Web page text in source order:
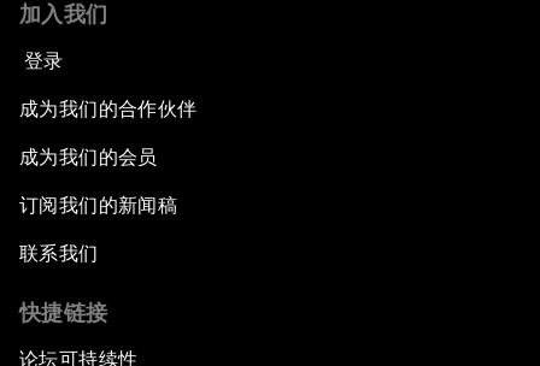
加入我们
登录
成为我们的合作伙伴
成为我们的会员
订阅我们的新闻稿
联系我们
快捷链接
论坛可持续性